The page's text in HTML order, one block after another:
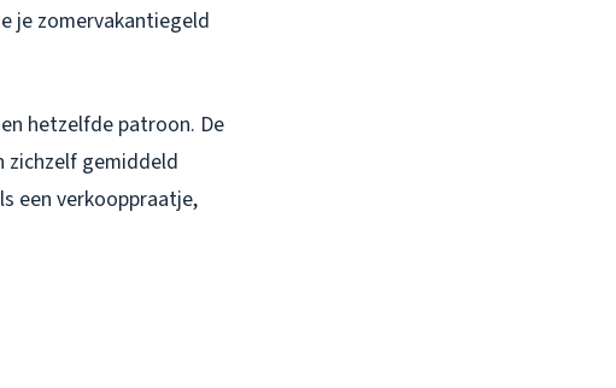
je zomervakantiegeld
hetzelfde patroon. De
zichzelf gemiddeld
een verkooppraatje,